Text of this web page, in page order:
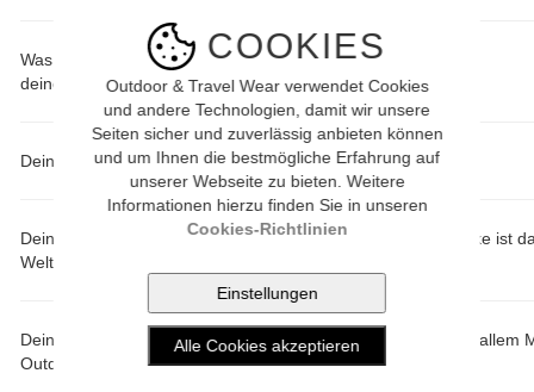
COOKIES
Outdoor & Travel Wear verwendet Cookies
und andere Technologien, damit wir unsere
Seiten sicher und zuverlässig anbieten können
und um Ihnen die bestmögliche Erfahrung auf
unserer Webseite zu bieten. Weitere
Informationen hierzu finden Sie in unseren
Cookies-Richtlinien
Was muss immer mit auf
deinen Reisen?
Meine Lesebrille :-)
Deine bisher schönste Reise? Eine Reise nach Ibiza.
Deine Lieblingsecken in der
Welt?
Meine absolute Lieblingsecke ist
Deine Lieblingsecken bei
Outdoor & Travel Wear?
Bei der Marke DuMilde und allem
fühle ich mich wohl.